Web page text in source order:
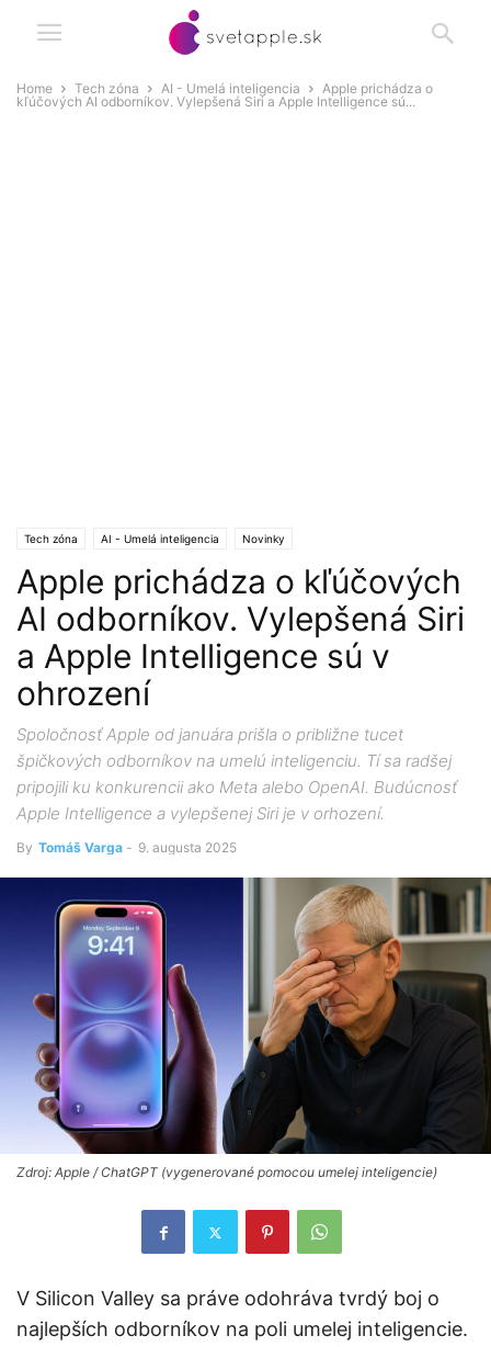
Home Tech zóna AI - Umelá inteligencia
Apple prichádza o
kľúčových AI odborníkov. Vylepšená Siri a Apple Intelligence sú...
Tech zóna AI - Umelá inteligencia Novinky
Apple prichádza o kľúčových
AI odborníkov. Vylepšená Siri
a Apple Intelligence sú v
ohrození
Spoločnosť Apple od januára prišla o približne tucet
špičkových odborníkov na umelú inteligenciu. Tí sa radšej
pripojili ku konkurencii ako Meta alebo OpenAI. Budúcnosť
Apple Intelligence a vylepšenej Siri je v orhození.
By Tomáš Varga - 9. augusta 2025
Zdroj: Apple / ChatGPT (vygenerované pomocou umelej inteligencie)
V Silicon Valley sa práve odohráva tvrdý boj o
najlepších odborníkov na poli umelej inteligencie.